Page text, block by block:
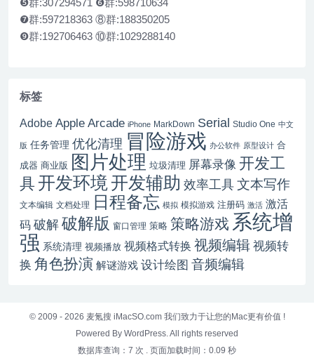
❼群:597218363 ⑧群:188350205
❾群:192706463 ⑩群:1029288140
标签
Adobe Apple Arcade iPhone MarkDown Serial Studio One 中文
版 任务管理 优化清理 冒险游戏 办公软件 原型设计 合
成器 商业版 图片处理 垃圾清理 屏幕录像 开发工
具 开发环境开发辅助 效率工具 文本写作
文本编辑 文档处理 日程备忘 模拟 模拟游戏 注册码 激活 激活
码 破解破解版 窗口管理 策略 策略游戏 系统增
强 系统清理 视频播放 视频格式转换 视频编辑 视频转
换 角色扮演 解谜游戏 设计绘图 音频编辑
© 2009 - 2026 麦氪搜 iMacSO.com 我们致力于让您的Mac更有价值 !
Powered By WordPress. All rights reserved
数据库查询：7 次
页面加载时间：0.09 秒